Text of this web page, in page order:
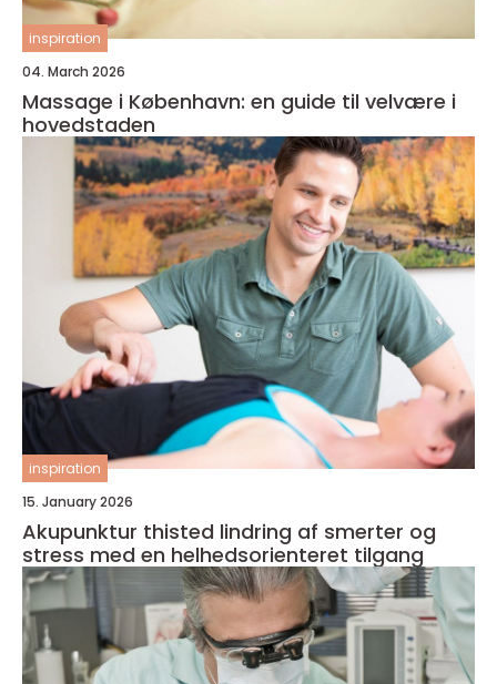
inspiration
04. March 2026
Massage i København: en guide til velvære i
hovedstaden
inspiration
15. January 2026
Akupunktur thisted lindring af smerter og
stress med en helhedsorienteret tilgang